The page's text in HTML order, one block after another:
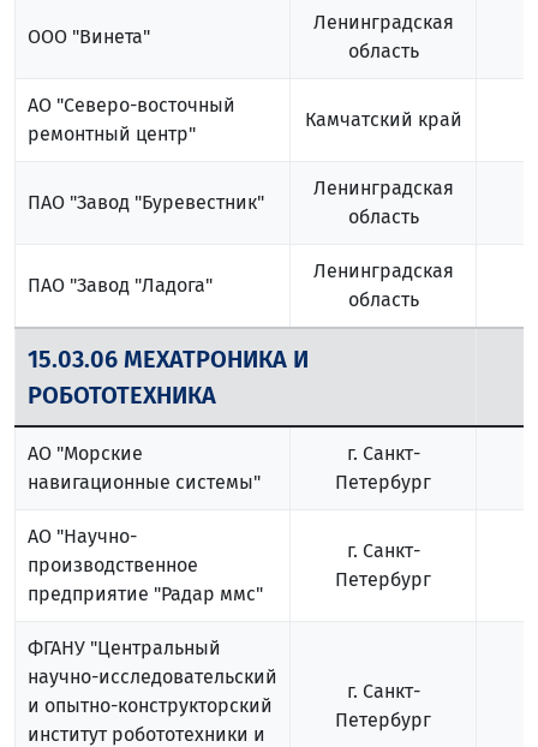
ООО "Винета"
Ленинградская
область
АО "Северо-восточный
ремонтный центр"
Камчатский край
ПАО "Завод "Буревестник"
Ленинградская
область
ПАО "Завод "Ладога"
Ленинградская
область
15.03.06 МЕХАТРОНИКА И
РОБОТОТЕХНИКА
АО "Морские
навигационные системы"
г. Санкт-
Петербург
АО "Научно-
производственное
предприятие "Радар ммс"
г. Санкт-
Петербург
ФГАНУ "Центральный
научно-исследовательский
и опытно-конструкторский
институт робототехники и
г. Санкт-
Петербург